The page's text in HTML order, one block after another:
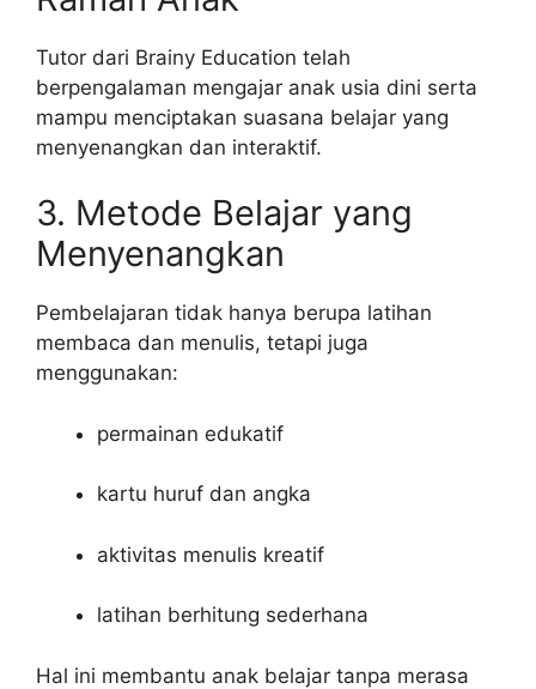
Tutor dari Brainy Education telah
berpengalaman mengajar anak usia dini serta
mampu menciptakan suasana belajar yang
menyenangkan dan interaktif.
3. Metode Belajar yang
Menyenangkan
Pembelajaran tidak hanya berupa latihan
membaca dan menulis, tetapi juga
menggunakan:
permainan edukatif
kartu huruf dan angka
aktivitas menulis kreatif
latihan berhitung sederhana
Hal ini membantu anak belajar tanpa merasa